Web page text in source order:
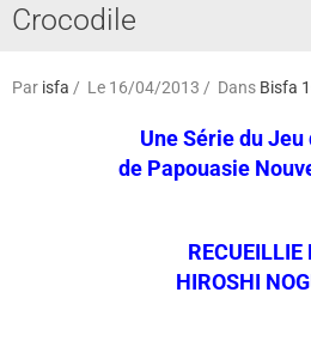
Crocodile
Par isfa Le 16/04/2013 Dans Bisfa
Une Série du
de Papouasie
RECUEILLIE
HIROSHI